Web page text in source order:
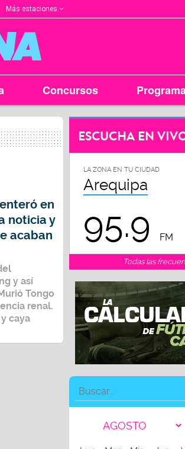
Más estaciones
Concursos
en
noticia y
acaban
y así
Tongo
renal.
caya
ESCUCHA EN
LA ZONA EN TU CIUDAD
Arequipa
95.9 FM
Todas las